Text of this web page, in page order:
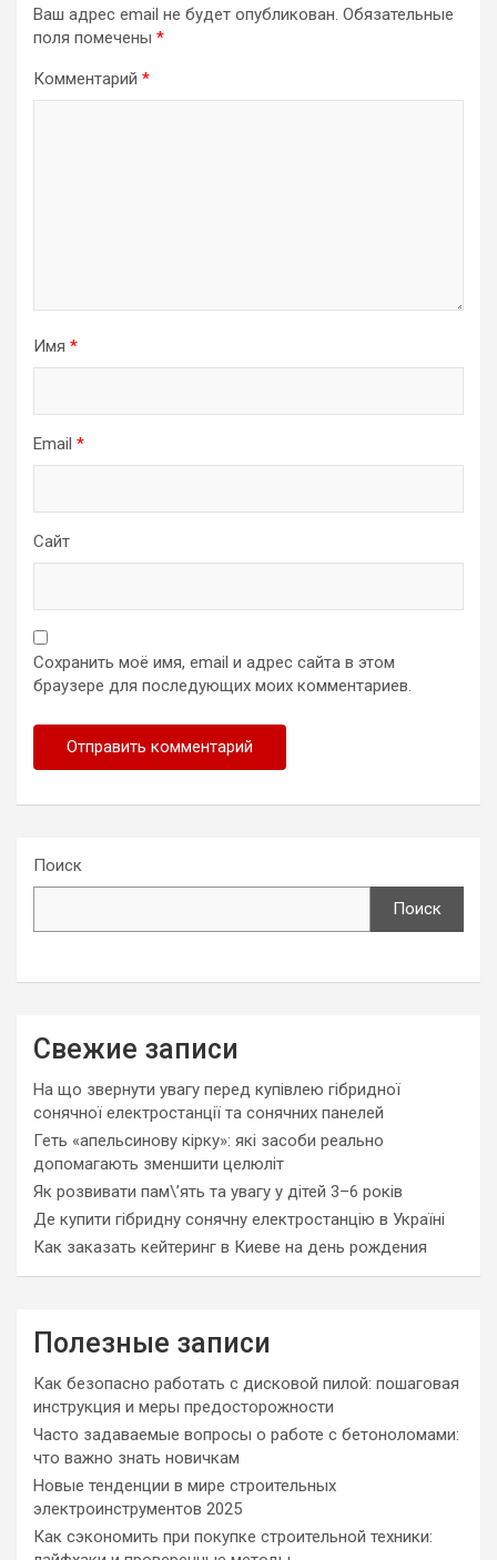
Ваш адрес email не будет опубликован. Обязательные
поля помечены *
Комментарий *
Имя *
Email *
Сайт
Сохранить моё имя, email и адрес сайта в этом
браузере для последующих моих комментариев.
Поиск
Поиск
Свежие записи
На що звернути увагу перед купівлею гібридної
сонячної електростанції та сонячних панелей
Геть «апельсинову кірку»: які засоби реально
допомагають зменшити целюліт
Як розвивати пам\’ять та увагу у дітей 3–6 років
Де купити гібридну сонячну електростанцію в Україні
Как заказать кейтеринг в Киеве на день рождения
Полезные записи
Как безопасно работать с дисковой пилой: пошаговая
инструкция и меры предосторожности
Часто задаваемые вопросы о работе с бетоноломами:
что важно знать новичкам
Новые тенденции в мире строительных
электроинструментов 2025
Как сэкономить при покупке строительной техники: